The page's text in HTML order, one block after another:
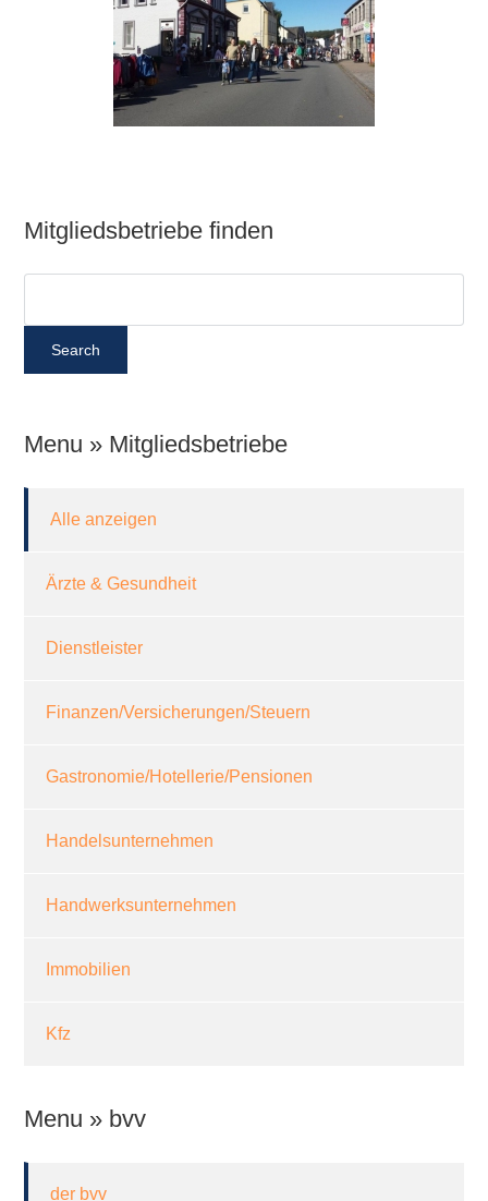
Mitgliedsbetriebe finden
Menu » Mitgliedsbetriebe
Alle anzeigen
Ärzte & Gesundheit
Dienstleister
Finanzen/Versicherungen/Steuern
Gastronomie/Hotellerie/Pensionen
Handelsunternehmen
Handwerksunternehmen
Immobilien
Kfz
Menu » bvv
der bvv